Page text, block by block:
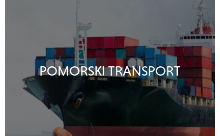
POMORSKI TRANSPORT